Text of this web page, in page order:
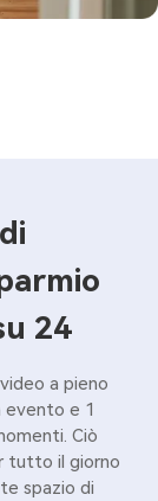
24
a pieno
e 1
Ciò
tutto il giorno
spazio di